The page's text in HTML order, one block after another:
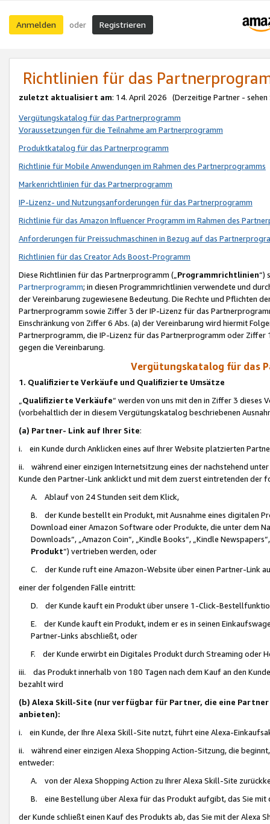
Anmelden oder Registrieren
Richtlinien für das
zuletzt aktualisiert am: 14. April 2026 (Derzeitige Partner - sehen
Vergütungskatalog für das Partnerprogramm
Voraussetzungen für die Teilnahme am Partnerprogramm
Produktkatalog für das Partnerprogramm
Richtlinie für Mobile Anwendungen im Rahmen des Partnerprogramms
Markenrichtlinien für das Partnerprogramm
IP-Lizenz- und Nutzungsanforderungen für das Partnerprogramm
Richtlinie für das Amazon Influencer Programm im Rahmen des
Anforderungen für Preissuchmaschinen in Bezug auf das
Richtlinien für das Creator Ads Boost-Programm
Diese Richtlinien für das Partnerprogramm („Programmrichtlinien“)
Partnerprogramm; in diesen Programmrichtlinien verwendete und
der Vereinbarung zugewiesene Bedeutung. Die Rechte und Pflichten
Partnerprogramm sowie Ziffer 3 der IP-Lizenz für das
Einschränkung von Ziffer 6 Abs. (a) der Vereinbarung wird hiermit
Partnerprogramm, die IP-Lizenz für das Partnerprogramm oder
gegen die Vereinbarung.
Vergütungskatalog für das
1. Qualifizierte Verkäufe und Qualifizierte Umsätze
Qualifizierte Verkäufe“ werden von uns mit den in Ziffer 3
(vorbehaltlich der in diesem Vergütungskatalog beschriebenen
(a) Partner- Link auf Ihrer Site:
i. ein Kunde durch Anklicken eines auf Ihrer Website platzierten
ii. während einer einzigen Internetsitzung eines der nachstehend
Kunde den Partner-Link anklickt und mit dem zuerst eintretenden der
A. Ablauf von 24 Stunden seit dem Klick,
B. der Kunde bestellt ein Produkt, mit Ausnahme eines digitalen
Download einer Amazon Software oder Produkte, die unter dem
Downloads“, „Amazon Coin“, „Kindle Books“, „Kindle
Produkt“) vertrieben werden, oder
C. der Kunde ruft eine Amazon-Website über einen Partner-Link
einer der folgenden Fälle eintritt:
D. der Kunde kauft ein Produkt über unsere 1-Click-
E. der Kunde kauft ein Produkt, indem er es in seinen
Partner-Links abschließt, oder
F. der Kunde erwirbt ein Digitales Produkt durch Streaming oder
iii. das Produkt innerhalb von 180 Tagen nach dem Kauf an den
bezahlt wird
(b) Alexa Skill-Site (nur verfügbar für Partner, die eine
anbieten):
i. ein Kunde, der Ihre Alexa Skill-Site nutzt, führt eine Alexa-
ii. während einer einzigen Alexa Shopping Action-Sitzung, die
entweder:
A. von der Alexa Shopping Action zu Ihrer Alexa Skill-Site
B. eine Bestellung über Alexa für das Produkt aufgibt, das Sie mit
der Kunde schließt einen Kauf des Produkts ab, das Sie mit der Alexa